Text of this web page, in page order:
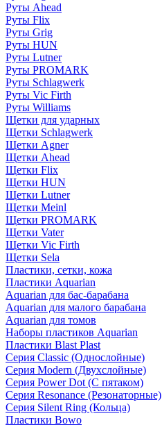
Руты Ahead
Руты Flix
Руты Grig
Руты HUN
Руты Lutner
Руты PROMARK
Руты Schlagwerk
Руты Vic Firth
Руты Williams
Щетки для ударных
Щетки Schlagwerk
Щетки Agner
Щетки Ahead
Щетки Flix
Щетки HUN
Щетки Lutner
Щетки Meinl
Щетки PROMARK
Щетки Vater
Щетки Vic Firth
Щетки Sela
Пластики, сетки, кожа
Пластики Aquarian
Aquarian для бас-барабана
Aquarian для малого барабана
Aquarian для томов
Наборы пластиков Aquarian
Пластики Blast Plast
Серия Classic (Однослойные)
Серия Modern (Двухслойные)
Серия Power Dot (С пятаком)
Серия Resonance (Резонаторные)
Серия Silent Ring (Кольца)
Пластики Bowo